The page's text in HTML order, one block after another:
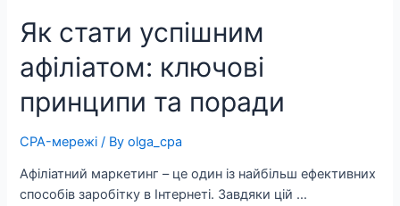
Як стати успішним
афіліатом: ключові
принципи та поради
CPA-мережі / Byolga_cpa
Афіліатний маркетинг – це один із найбільш ефективних
способів заробітку в Інтернеті. Завдяки цій …